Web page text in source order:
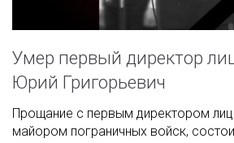
Умер первый директор
Юрий Григорьевич
Прощание с первым директором
майором пограничных войск,